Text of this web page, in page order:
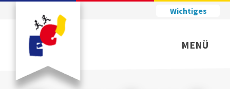
Wichtiges
MENÜ